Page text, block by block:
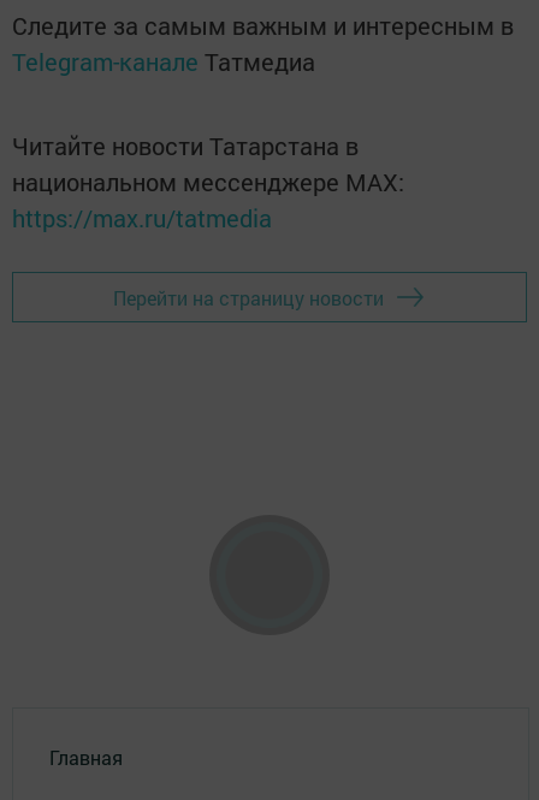
Следите за самым важным и интересным в
Telegram-канале Татмедиа
Читайте новости Татарстана в
национальном мессенджере MАХ:
https://max.ru/tatmedia
Перейти на страницу новости
Главная